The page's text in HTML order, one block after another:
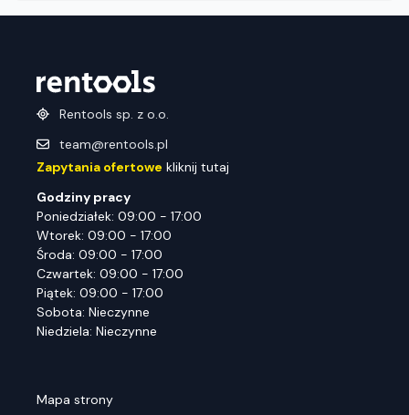
Rentools sp. z o.o.
team@rentools.pl
Zapytania ofertowe kliknij tutaj
Godziny pracy
Poniedziałek: 09:00 - 17:00
Wtorek: 09:00 - 17:00
Środa: 09:00 - 17:00
Czwartek: 09:00 - 17:00
Piątek: 09:00 - 17:00
Sobota: Nieczynne
Niedziela: Nieczynne
Mapa strony